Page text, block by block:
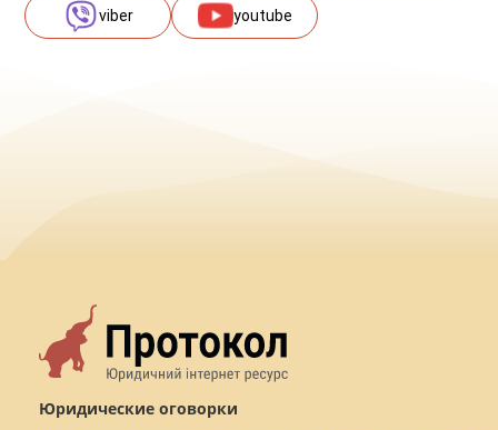
viber youtube
Юридические оговорки